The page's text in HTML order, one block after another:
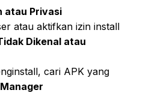
atau Privasi
atau aktifkan izin install
Dikenal atau
cari APK yang